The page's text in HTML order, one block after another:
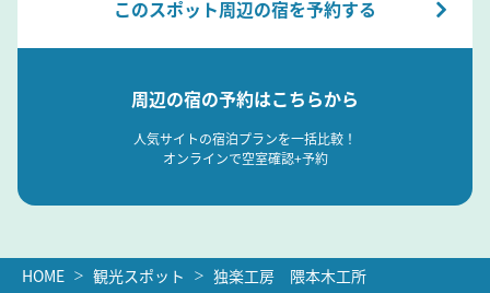
このスポット周辺の宿を予約する
周辺の宿の予約はこちらから
人気サイトの宿泊プランを一括比較！
オンラインで空室確認+予約
HOME 観光スポット 独楽工房 隈本木工所